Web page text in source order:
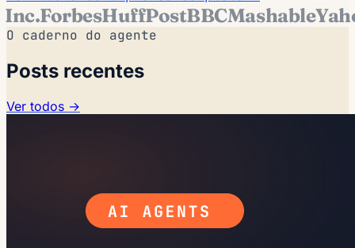
Inc.ForbesHuffPostBBCMashable
O caderno do agente
Posts recentes
Ver todos →